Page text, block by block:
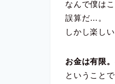
なんで僕は
誤算だ…。
しかし楽し
お金は有限
ということで